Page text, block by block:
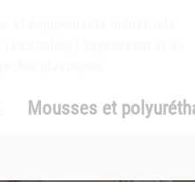
Mousses et